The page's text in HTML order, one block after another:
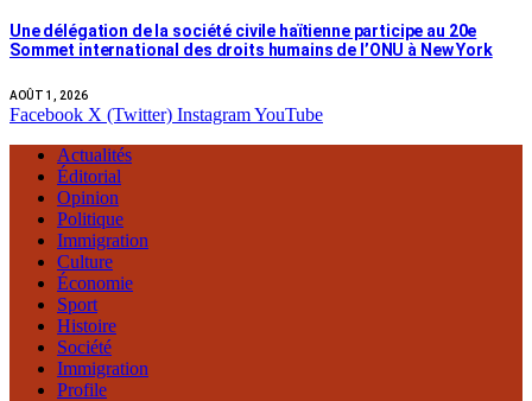
Une délégation de la société civile haïtienne participe au 20e
Sommet international des droits humains de l’ONU à New York
AOÛT 1, 2026
Facebook X (Twitter) InstagramYouTube
Actualités
Éditorial
Opinion
Politique
Immigration
Culture
Économie
Sport
Histoire
Société
Immigration
Profile